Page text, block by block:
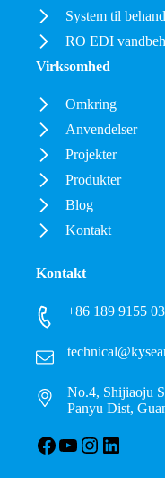
System til
RO EDI
Virksomhed
Omkring
Anvendelser
Projekter
Produkter
Blog
Kontakt
Kontakt
+86 189 9155
No.4, Shijiaoju
Panyu Dist,
Facebook
YouTube
Instagram